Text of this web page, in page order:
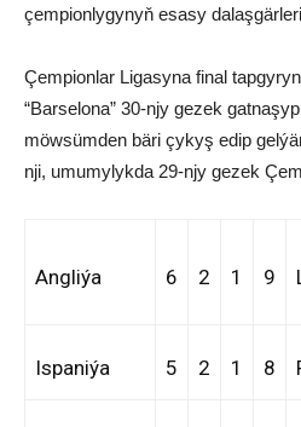
çempionlygynyň esasy
Çempionlar Ligasyna final
“Barselona” 30-njy gezek
möwsümden bäri çykyş edip
nji, umumylykda 29-njy gezek
Angliýa 6 2 1 9
Ispaniýa 5 2 1 8